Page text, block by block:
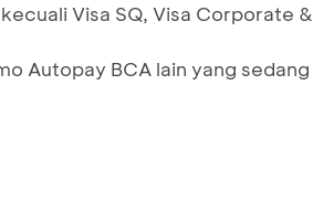
Visa SQ, Visa Corporate &
Autopay BCA lain yang sedang